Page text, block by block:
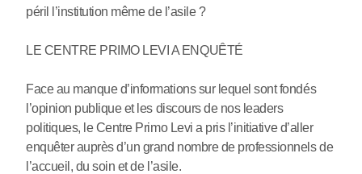
péril l’institution même de l’asile ?
LE CENTRE PRIMO LEVI A ENQUÊTÉ
Face au manque d’informations sur lequel sont fondés
l’opinion publique et les discours de nos leaders
politiques, le Centre Primo Levi a pris l’initiative d’aller
enquêter auprès d’un grand nombre de professionnels de
l’accueil, du soin et de l’asile.